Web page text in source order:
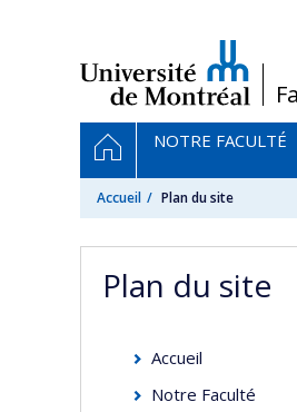
/
Navigation
principale
ACCUEIL
NOTRE FACULTÉ
Accueil Plan du site
Plan du site
Accueil
Notre Faculté